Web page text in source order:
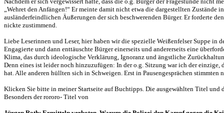
„Wehret den Anfängen!“ Er meinte damit nicht etwa die dargestellten Zustände
ausländerfeindlichen Äußerungen der sich beschwerenden Bürger. Er forderte
nickte zustimmend.
Liebe Leserinnen und Leser, hier haben wir die spezielle Weißenfelser Suppe in
Engagierte und dann enttäuschte Bürger einerseits und andererseits eine
Klima, das durch ideologische Verklärung, Ignoranz und ängstliche
Denn eines ist leider noch hinzuzufügen: In der o.g. Sitzung war ich der
hat. Alle anderen hüllten sich in Schweigen. Erst in Pausengesprächen stimmten
Klicken Sie bitte in meiner Startseite auf Buchtipps. Die ausgewählten Titel und
Besonders der rororo- Titel von